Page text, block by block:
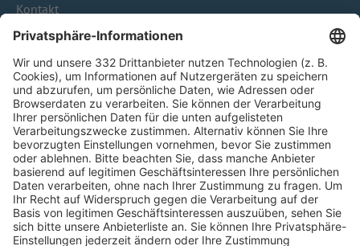
Kontakt
HÄUFIG BESUCHTE SEITEN
Pässe und Vereinswechsel
Trainerausbildung
Schulungsangebot Vereinsmitarbeiter
BFV-Geschäftsstellen
Trainerbörse
Login SpielPlus